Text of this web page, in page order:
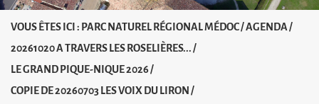
VOUS ÊTES ICI : PARC NATUREL RÉGIONAL MÉDOC/AGENDA/
20261020 A TRAVERS LES ROSELIÈRES.../
LE GRAND PIQUE-NIQUE 2026/
COPIE DE 20260703 LES VOIX DU LIRON/